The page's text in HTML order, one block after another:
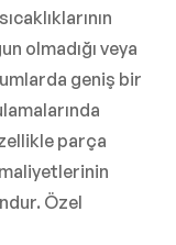
olmadığı veya
geniş bir
parça
Özel